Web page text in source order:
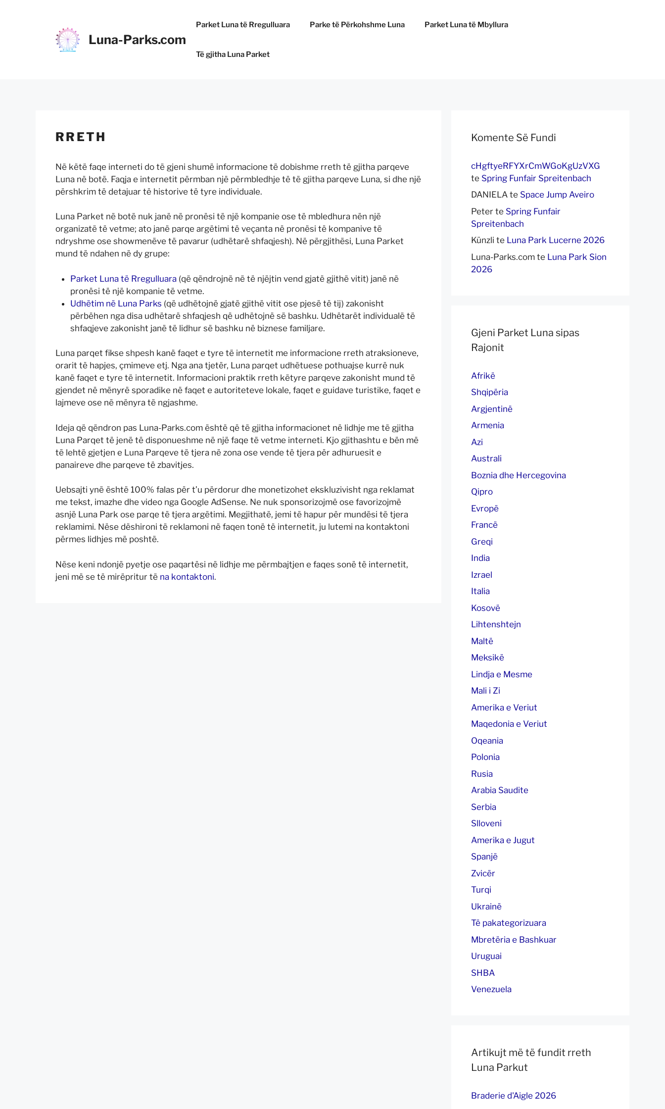
Luna-Parks.com
Parket Luna të Rregulluara Parke të Përkohshme Luna Parket Luna të Mbyllura
Të gjitha Luna Parket
RRETH
Në këtë faqe interneti do të gjeni shumë informacione të dobishme rreth të gjitha parqeve
Luna në botë. Faqja e internetit përmban një përmbledhje të të gjitha parqeve Luna, si dhe një
përshkrim të detajuar të historive të tyre individuale.
Luna Parket në botë nuk janë në pronësi të një kompanie ose të mbledhura nën një
organizatë të vetme; ato janë parqe argëtimi të veçanta në pronësi të kompanive të
ndryshme ose showmenëve të pavarur (udhëtarë shfaqjesh). Në përgjithësi, Luna Parket
mund të ndahen në dy grupe:
Parket Luna të Rregulluara (që qëndrojnë në të njëjtin vend gjatë gjithë vitit) janë në
pronësi të një kompanie të vetme.
Udhëtim në Luna Parks (që udhëtojnë gjatë gjithë vitit ose pjesë të tij) zakonisht
përbëhen nga disa udhëtarë shfaqjesh që udhëtojnë së bashku. Udhëtarët individualë të
shfaqjeve zakonisht janë të lidhur së bashku në biznese familjare.
Luna parqet fikse shpesh kanë faqet e tyre të internetit me informacione rreth atraksioneve,
orarit të hapjes, çmimeve etj. Nga ana tjetër, Luna parqet udhëtuese pothuajse kurrë nuk
kanë faqet e tyre të internetit. Informacioni praktik rreth këtyre parqeve zakonisht mund të
gjendet në mënyrë sporadike në faqet e autoriteteve lokale, faqet e guidave turistike, faqet e
lajmeve ose në mënyra të ngjashme.
Ideja që qëndron pas Luna-Parks.com është që të gjitha informacionet në lidhje me të gjitha
Luna Parqet të jenë të disponueshme në një faqe të vetme interneti. Kjo gjithashtu e bën më
të lehtë gjetjen e Luna Parqeve të tjera në zona ose vende të tjera për adhuruesit e
panaireve dhe parqeve të zbavitjes.
Uebsajti ynë është 100% falas për t’u përdorur dhe monetizohet ekskluzivisht nga reklamat
me tekst, imazhe dhe video nga Google AdSense. Ne nuk sponsorizojmë ose favorizojmë
asnjë Luna Park ose parqe të tjera argëtimi. Megjithatë, jemi të hapur për mundësi të tjera
reklamimi. Nëse dëshironi të reklamoni në faqen tonë të internetit, ju lutemi na kontaktoni
përmes lidhjes më poshtë.
Nëse keni ndonjë pyetje ose paqartësi në lidhje me përmbajtjen e faqes sonë të internetit,
jeni më se të mirëpritur të na kontaktoni.
Komente Së Fundi
cHgftyeRFYXrCmWGoKgUzVXG
te Spring Funfair Spreitenbach
DANIELA te Space Jump Aveiro
Peter te Spring Funfair
Spreitenbach
Künzli te Luna Park Lucerne 2026
Luna-Parks.com te Luna Park Sion
2026
Gjeni Parket Luna sipas
Rajonit
Afrikë
Shqipëria
Argjentinë
Armenia
Azi
Australi
Boznia dhe Hercegovina
Qipro
Evropë
Francë
Greqi
India
Izrael
Italia
Kosovë
Lihtenshtejn
Maltë
Meksikë
Lindja e Mesme
Mali i Zi
Amerika e Veriut
Maqedonia e Veriut
Oqeania
Polonia
Rusia
Arabia Saudite
Serbia
Slloveni
Amerika e Jugut
Spanjë
Zvicër
Turqi
Ukrainë
Të pakategorizuara
Mbretëria e Bashkuar
Uruguai
SHBA
Venezuela
Artikujt më të fundit rreth
Luna Parkut
Braderie d'Aigle 2026